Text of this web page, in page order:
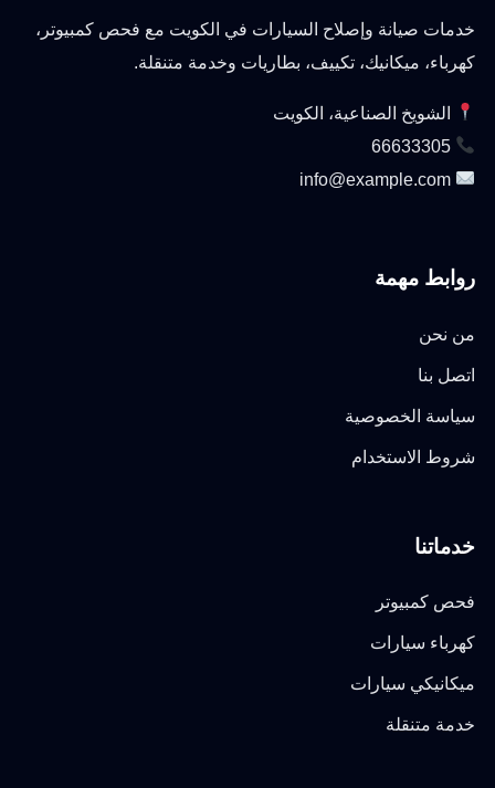
خدمات صيانة وإصلاح السيارات في الكويت مع فحص كمبيوتر،
كهرباء، ميكانيك، تكييف، بطاريات وخدمة متنقلة.
الشويخ الصناعية، الكويت
66633305
info@example.com
روابط مهمة
من نحن
اتصل بنا
سياسة الخصوصية
شروط الاستخدام
خدماتنا
فحص كمبيوتر
كهرباء سيارات
ميكانيكي سيارات
خدمة متنقلة